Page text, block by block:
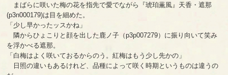
まばらに咲いた梅の花を指先で愛でながら『琥珀薫風』天香・遮那
(p3n000179)は目を細めた。
「少し早かったッスかね」
隣からひょこりと顔を出した鹿ノ子（p3p007279）に振り向いて笑み
を浮かべる遮那。
「白梅はよく咲いておるからのう。紅梅はもう少し先かの」
日照の違いもあるけれど、品種によって咲く時期というものは違うの